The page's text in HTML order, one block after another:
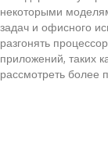
некоторыми
задач и офисного
разгонять
приложений, таких
рассмотреть более